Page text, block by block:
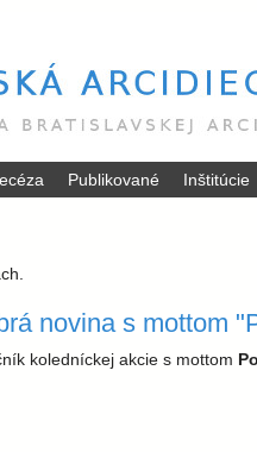
Publikované Inštitúcie
novina s mottom
koledníckej akcie s mottom